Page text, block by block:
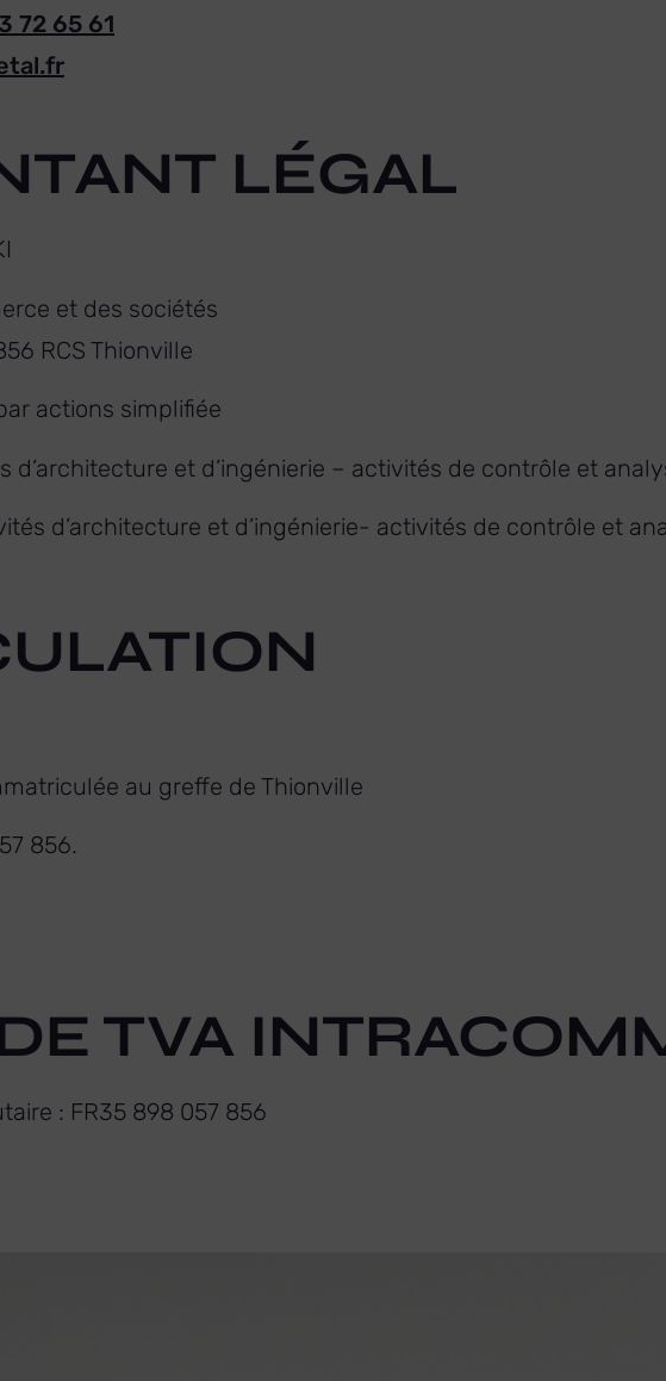
72 65 61
LÉGAL
et des sociétés
RCS Thionville
actions simplifiée
d’architecture et d’ingénierie – activités de contrôle et
d’architecture et d’ingénierie- activités de contrôle et
au greffe de ‌Thionville
856.
TVA
: FR35 898 057 856